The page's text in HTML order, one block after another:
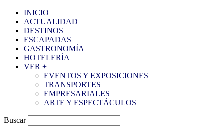
INICIO
ACTUALIDAD
DESTINOS
ESCAPADAS
GASTRONOMÍA
HOTELERÍA
VER +
EVENTOS Y EXPOSICIONES
TRANSPORTES
EMPRESARIALES
ARTE Y ESPECTÁCULOS
Buscar